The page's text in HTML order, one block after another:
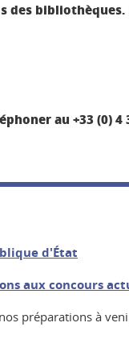
des bibliothèques.
au +33 (0) 4
d'État
aux concours
préparations à